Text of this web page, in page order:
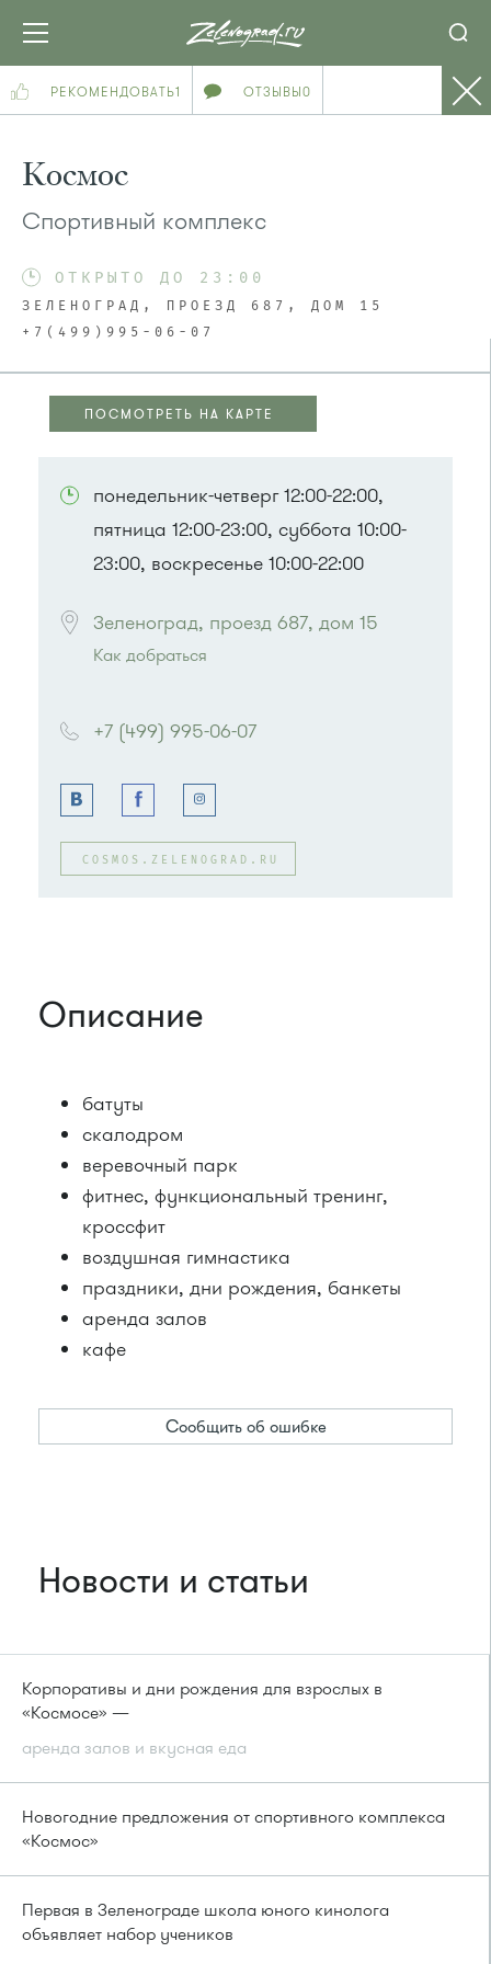
РЕКОМЕНДОВАТЬ1 ОТЗЫВЫ0
Космос
Спортивный комплекс
ОТКРЫТО ДО 23:00
ЗЕЛЕНОГРАД, ПРОЕЗД 687, ДОМ 15
+7(499)995-06-07
ПОСМОТРЕТЬ НА КАРТЕ
понедельник-четверг 12:00-22:00,
пятница 12:00-23:00, суббота 10:00-
23:00, воскресенье 10:00-22:00
Зеленоград, проезд 687, дом 15
Как добраться
Автобусы № 28, 32, 400.
или до остановки"Корпус 1649"
+7 (499) 995-06-07
COSMOS.ZELENOGRAD.RU
Описание
батуты
скалодром
веревочный парк
фитнес, функциональный тренинг,
кроссфит
воздушная гимнастика
праздники, дни рождения, банкеты
аренда залов
кафе
Сообщить об ошибке
Новости и статьи
Корпоративы и дни рождения для взрослых в
«Космосе» —
аренда залов и вкусная еда
Новогодние предложения от спортивного комплекса
«Космос»
Первая в Зеленограде школа юного кинолога
объявляет набор учеников